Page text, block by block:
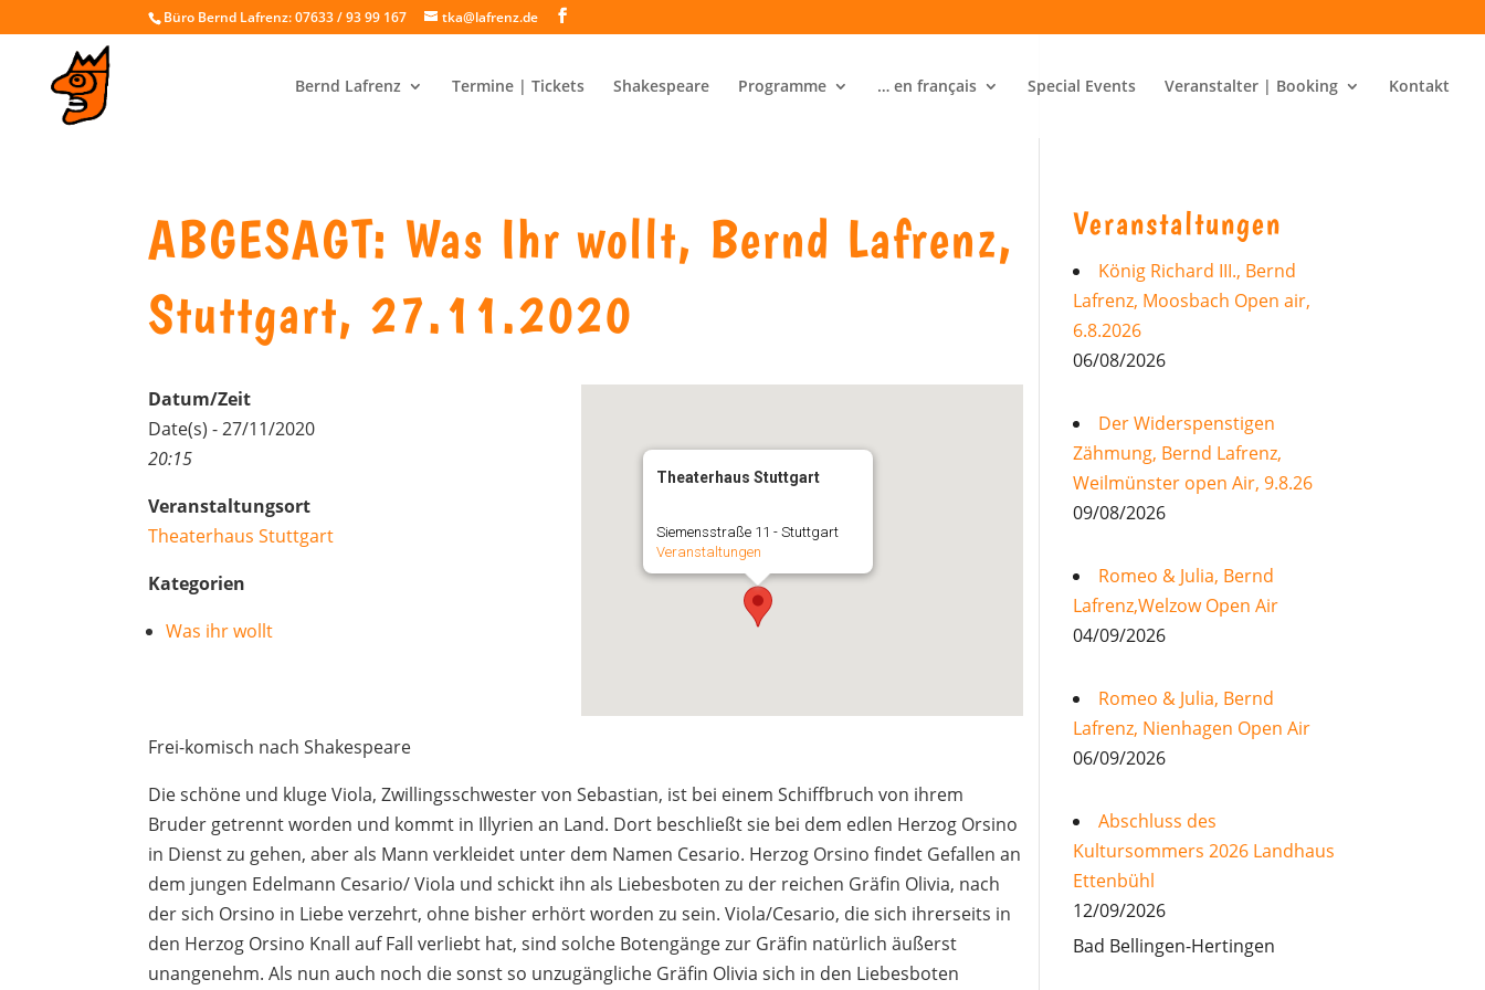
Büro Bernd Lafrenz: 07633 / 93 99 167 tka@lafrenz.de
Bernd Lafrenz Termine | Tickets Shakespeare Programme … en français Special Events Veranstalter | Booking Kontakt
ABGESAGT: Was Ihr wollt, Bernd Lafrenz,
Stuttgart, 27.11.2020
Theaterhaus Stuttgart
Siemensstraße 11 - Stuttgart
Veranstaltungen
Datum/Zeit
Date(s) - 27/11/2020
20:15
Veranstaltungsort
Theaterhaus Stuttgart
Kategorien
Was ihr wollt
Frei-komisch nach Shakespeare
Die schöne und kluge Viola, Zwillingsschwester von Sebastian, ist bei einem Schiffbruch von ihrem
Bruder getrennt worden und kommt in Illyrien an Land. Dort beschließt sie bei dem edlen Herzog Orsino
in Dienst zu gehen, aber als Mann verkleidet unter dem Namen Cesario. Herzog Orsino findet Gefallen an
dem jungen Edelmann Cesario/ Viola und schickt ihn als Liebesboten zu der reichen Gräfin Olivia, nach
der sich Orsino in Liebe verzehrt, ohne bisher erhört worden zu sein. Viola/Cesario, die sich ihrerseits in
den Herzog Orsino Knall auf Fall verliebt hat, sind solche Botengänge zur Gräfin natürlich äußerst
unangenehm. Als nun auch noch die sonst so unzugängliche Gräfin Olivia sich in den Liebesboten
Veranstaltungen
König Richard III., Bernd
Lafrenz, Moosbach Open air,
6.8.2026
06/08/2026
Der Widerspenstigen
Zähmung, Bernd Lafrenz,
Weilmünster open Air, 9.8.26
09/08/2026
Romeo & Julia, Bernd
Lafrenz,Welzow Open Air
04/09/2026
Romeo & Julia, Bernd
Lafrenz, Nienhagen Open Air
06/09/2026
Abschluss des
Kultursommers 2026 Landhaus
Ettenbühl
12/09/2026
Bad Bellingen-Hertingen